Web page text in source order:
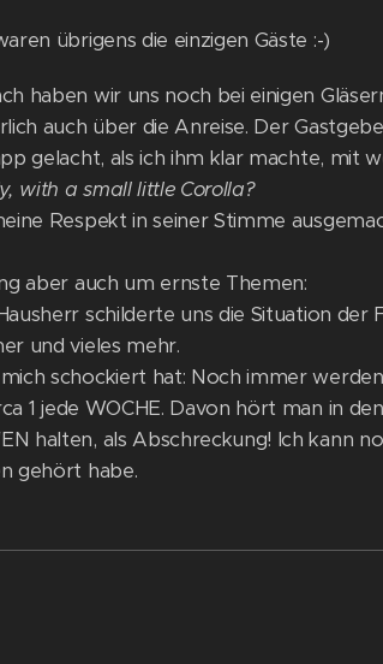
übrigens die einzigen Gäste :-)
haben wir uns noch bei einigen
auch über die Anreise. Der
gelacht, als ich ihm klar machte, mit
with a small little Corolla?
Respekt in seiner Stimme
aber auch um ernste Themen:
schilderte uns die Situation der
und vieles mehr.
schockiert hat: Noch immer
1 jede WOCHE. Davon hört man in
halten, als Abschreckung! Ich kann
gehört habe.